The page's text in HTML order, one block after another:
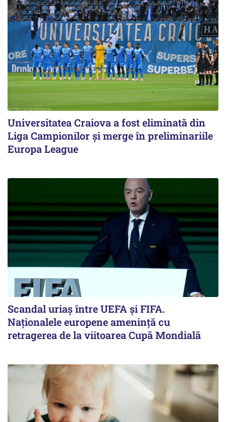
Universitatea Craiova a fost eliminată din
Liga Campionilor şi merge în preliminariile
Europa League
Scandal uriaş între UEFA şi FIFA.
Naţionalele europene ameninţă cu
retragerea de la viitoarea Cupă Mondială